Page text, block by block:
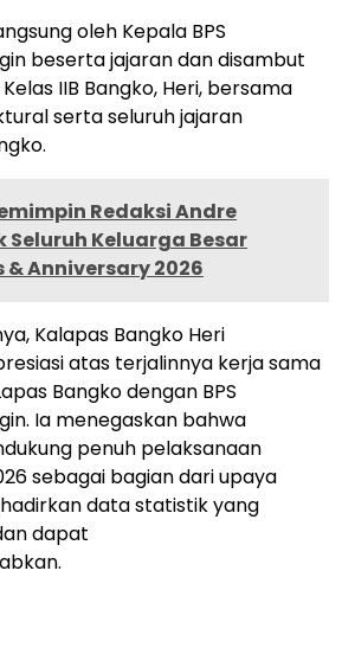
oleh Kepala BPS
beserta jajaran dan disambut
IIB Bangko, Heri, bersama
serta seluruh jajaran
Redaksi Andre
Keluarga Besar
Anniversary 2026
Kalapas Bangko Heri
atas terjalinnya kerja sama
Bangko dengan BPS
Ia menegaskan bahwa
penuh pelaksanaan
sebagai bagian dari upaya
data statistik yang
dapat